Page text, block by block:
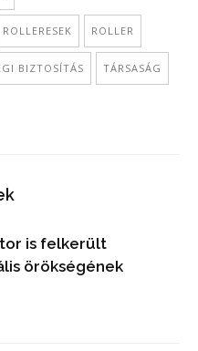
ROLLERESEK ROLLER
BIZTOSÍTÁS TÁRSASÁG
is felkerült
örökségének